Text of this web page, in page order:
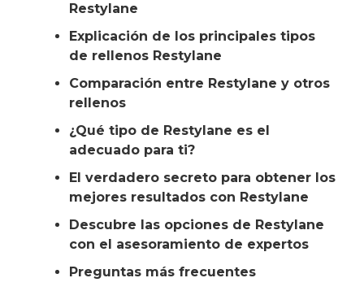
Restylane
Explicación de los principales tipos
de rellenos Restylane
Comparación entre Restylane y otros
rellenos
¿Qué tipo de Restylane es el
adecuado para ti?
El verdadero secreto para obtener los
mejores resultados con Restylane
Descubre las opciones de Restylane
con el asesoramiento de expertos
Preguntas más frecuentes